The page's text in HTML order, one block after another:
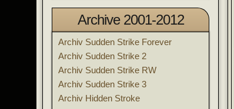
Archive 2001-2012
Archiv Sudden Strike Forever
Archiv Sudden Strike 2
Archiv Sudden Strike RW
Archiv Sudden Strike 3
Archiv Hidden Stroke